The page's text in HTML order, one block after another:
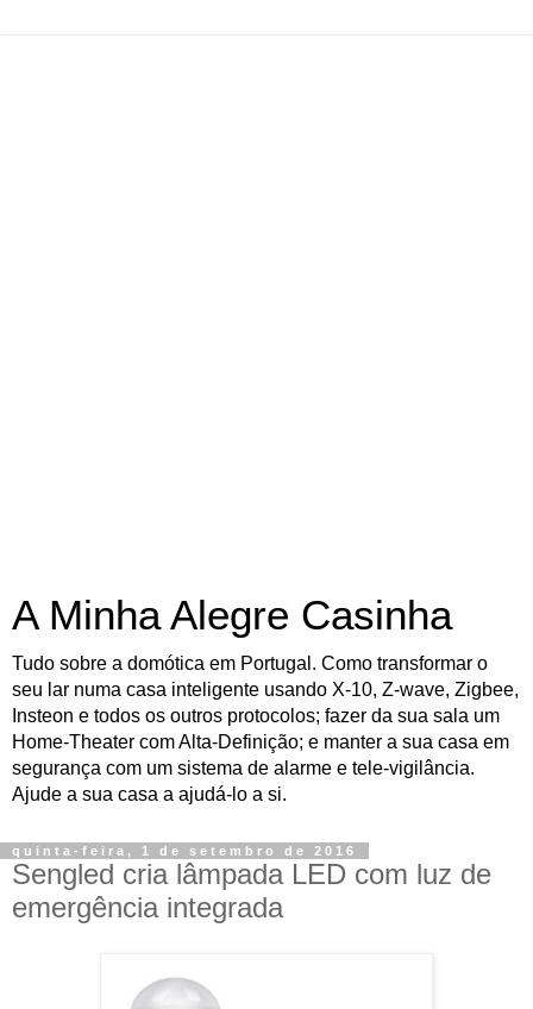
A Minha Alegre Casinha
Tudo sobre a domótica em Portugal. Como transformar o
seu lar numa casa inteligente usando X-10, Z-wave, Zigbee,
Insteon e todos os outros protocolos; fazer da sua sala um
Home-Theater com Alta-Definição; e manter a sua casa em
segurança com um sistema de alarme e tele-vigilância.
Ajude a sua casa a ajudá-lo a si.
quinta-feira, 1 de setembro de 2016
Sengled cria lâmpada LED com luz de
emergência integrada